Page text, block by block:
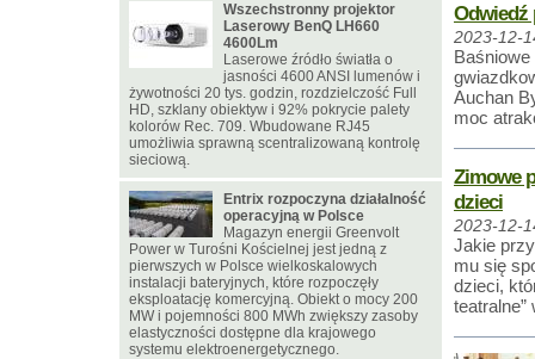
Odwiedź
2023-12-
Auchan
moc
Zimowe
dzieci
2023-12-
Jakie
mu się
dzieci,
Wszechstronny projektor
Laserowy BenQ LH660
4600Lm
Laserowe źródło światła o
jasności 4600 ANSI lumenów i
żywotności 20 tys. godzin, rozdzielczość Full
HD, szklany obiektyw i 92% pokrycie palety
kolorów Rec. 709. Wbudowane RJ45
umożliwia sprawną scentralizowaną kontrolę
sieciową.
Entrix rozpoczyna działalność
operacyjną w Polsce
Magazyn energii Greenvolt
Power w Turośni Kościelnej jest jedną z
pierwszych w Polsce wielkoskalowych
instalacji bateryjnych, które rozpoczęły
eksploatację komercyjną. Obiekt o mocy 200
MW i pojemności 800 MWh zwiększy zasoby
elastyczności dostępne dla krajowego
systemu elektroenergetycznego.